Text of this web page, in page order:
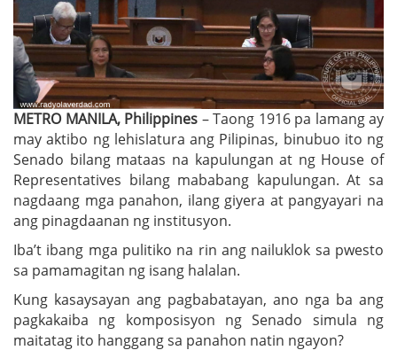
METRO MANILA, Philippines – Taong 1916 pa lamang ay
may aktibo ng lehislatura ang Pilipinas, binubuo ito ng
Senado bilang mataas na kapulungan at ng House of
Representatives bilang mababang kapulungan. At sa
nagdaang mga panahon, ilang giyera at pangyayari na
ang pinagdaanan ng institusyon.
Iba’t ibang mga pulitiko na rin ang nailuklok sa pwesto
sa pamamagitan ng isang halalan.
Kung kasaysayan ang pagbabatayan, ano nga ba ang
pagkakaiba ng komposisyon ng Senado simula ng
maitatag ito hanggang sa panahon natin ngayon?